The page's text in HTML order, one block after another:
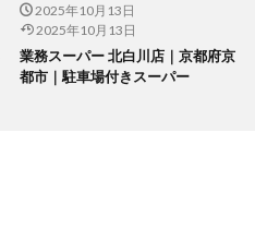
2025年10月13日
2025年10月13日
業務スーパー 北白川店｜京都府京
都市｜駐車場付きスーパー